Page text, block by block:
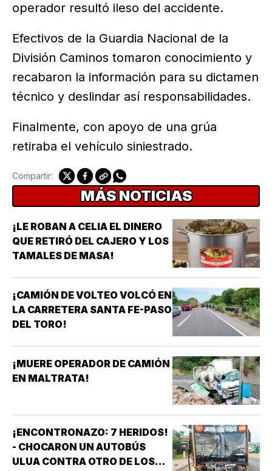
operador resultó ileso del accidente.
Efectivos de la Guardia Nacional de la
División Caminos tomaron conocimiento y
recabaron la información para su dictamen
técnico y deslindar así responsabilidades.
Finalmente, con apoyo de una grúa
retiraba el vehículo siniestrado.
Compartir:
MÁS NOTICIAS
¡LE ROBAN A CELIA EL DINERO
QUE RETIRÓ DEL CAJERO Y LOS
TAMALES DE MASA!
¡CAMIÓN DE VOLTEO VOLCÓ EN
LA CARRETERA SANTA FE-PASO
DEL TORO!
¡MUERE OPERADOR DE CAMIÓN
EN MALTRATA!
¡ENCONTRONAZO: 7 HERIDOS!
- CHOCARON UN AUTOBÚS
ULUA CONTRA OTRO DE LOS